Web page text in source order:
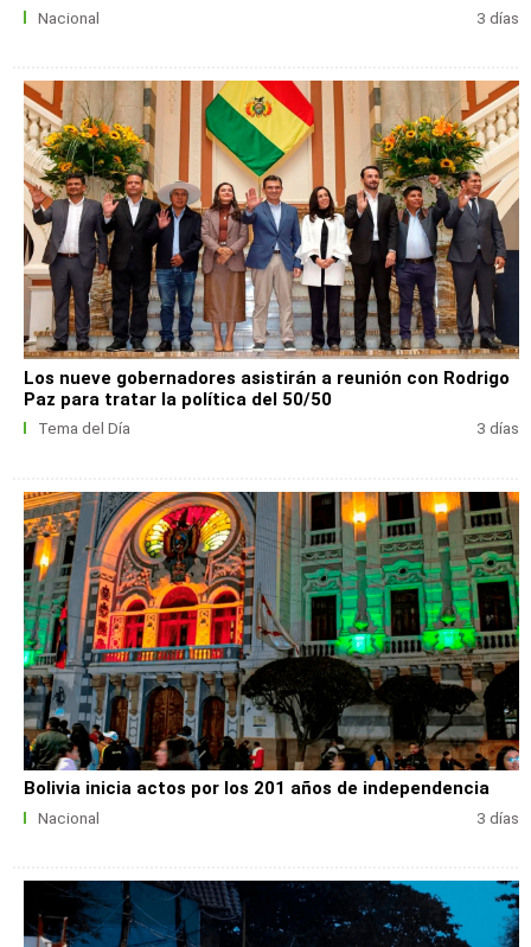
Nacional 3 días
Los nueve gobernadores asistirán a reunión con Rodrigo
Paz para tratar la política del 50/50
Tema del Día 3 días
Bolivia inicia actos por los 201 años de independencia
Nacional 3 días